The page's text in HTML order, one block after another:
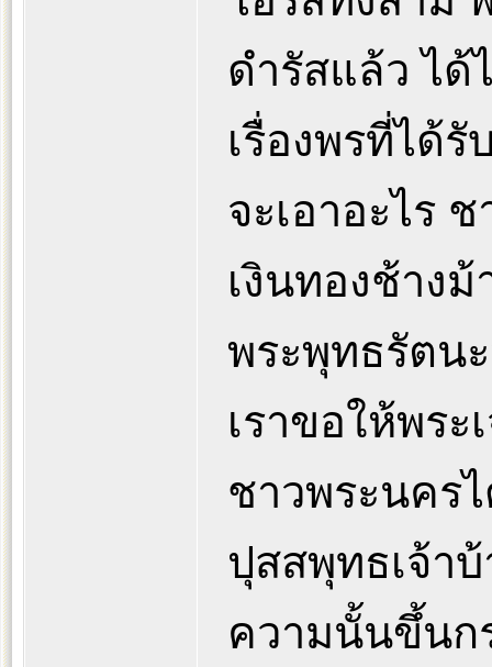
ดำรัสแล้ว ได้
เรื่องพรที่ได้
จะเอาอะไร
เงินทองช้าง
พระพุทธรัตน
เราขอให้พร
ชาวพระนคร
ปุสสพุทธเจ้า
ความนั้นขึ้นก